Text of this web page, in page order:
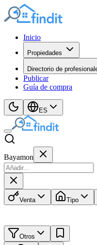
Inicio
Propiedades
Directorio de
Publicar
Guía de compra
ES
Bayamon
Venta Tipo
Otros